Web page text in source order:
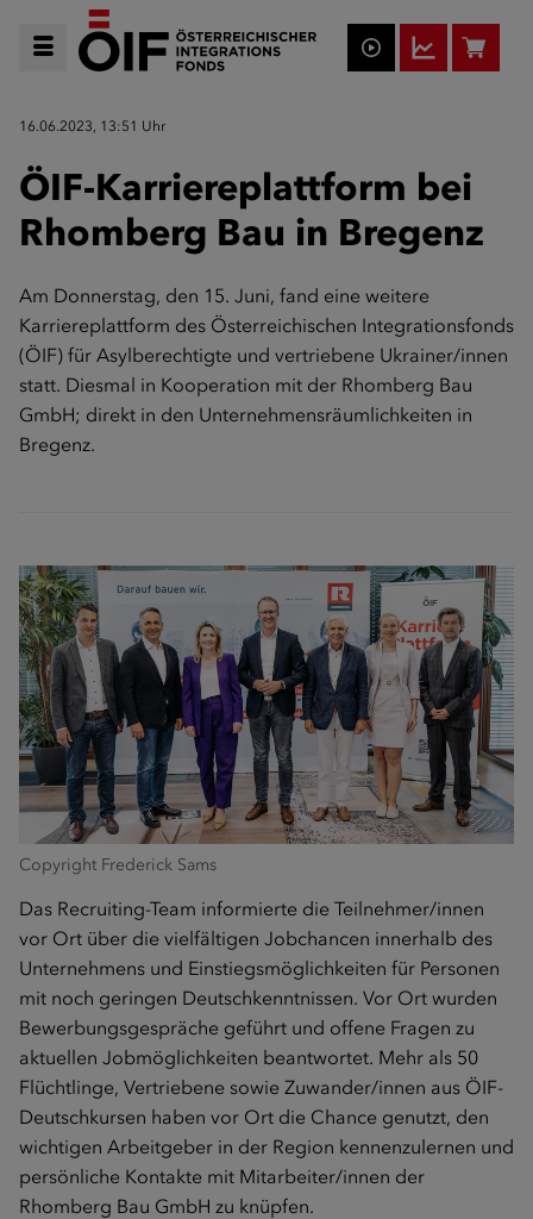
16.06.2023, 13:51 Uhr
ÖIF-Karriereplattform bei
Rhomberg Bau in Bregenz
Am Donnerstag, den 15. Juni, fand eine weitere
Karriereplattform des Österreichischen Integrationsfonds
(ÖIF) für Asylberechtigte und vertriebene Ukrainer/innen
statt. Diesmal in Kooperation mit der Rhomberg Bau
GmbH; direkt in den Unternehmensräumlichkeiten in
Bregenz.
Copyright Frederick Sams
Das Recruiting-Team informierte die Teilnehmer/innen
vor Ort über die vielfältigen Jobchancen innerhalb des
Unternehmens und Einstiegsmöglichkeiten für Personen
mit noch geringen Deutschkenntnissen. Vor Ort wurden
Bewerbungsgespräche geführt und offene Fragen zu
aktuellen Jobmöglichkeiten beantwortet. Mehr als 50
Flüchtlinge, Vertriebene sowie Zuwander/innen aus ÖIF-
Deutschkursen haben vor Ort die Chance genutzt, den
wichtigen Arbeitgeber in der Region kennenzulernen und
persönliche Kontakte mit Mitarbeiter/innen der
Rhomberg Bau GmbH zu knüpfen.